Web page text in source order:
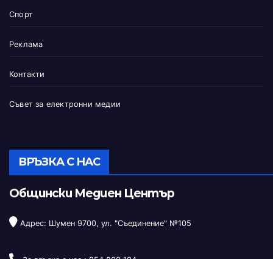
Спорт
Реклама
Контакти
Съвет за електронни медии
ВРЪЗКА С НАС
Общински Медиен Център
Адрес: Шумен 9700, ул. "Съединение" №105